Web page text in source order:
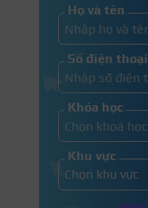
Họ và tên
Số điện thoại
Khóa học
Khu vực